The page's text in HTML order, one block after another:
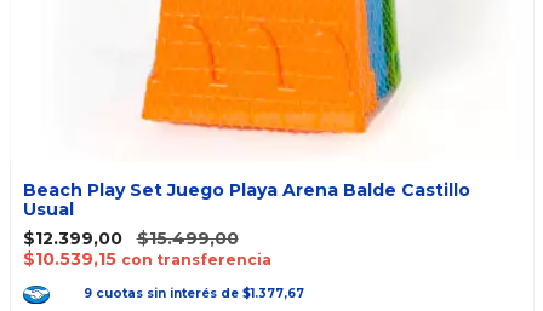
Beach Play Set Juego Playa Arena Balde Castillo
Usual
$12.399,00
$15.499,00
$10.539,15 con transferencia
9 cuotas sin interés de $1.377,67